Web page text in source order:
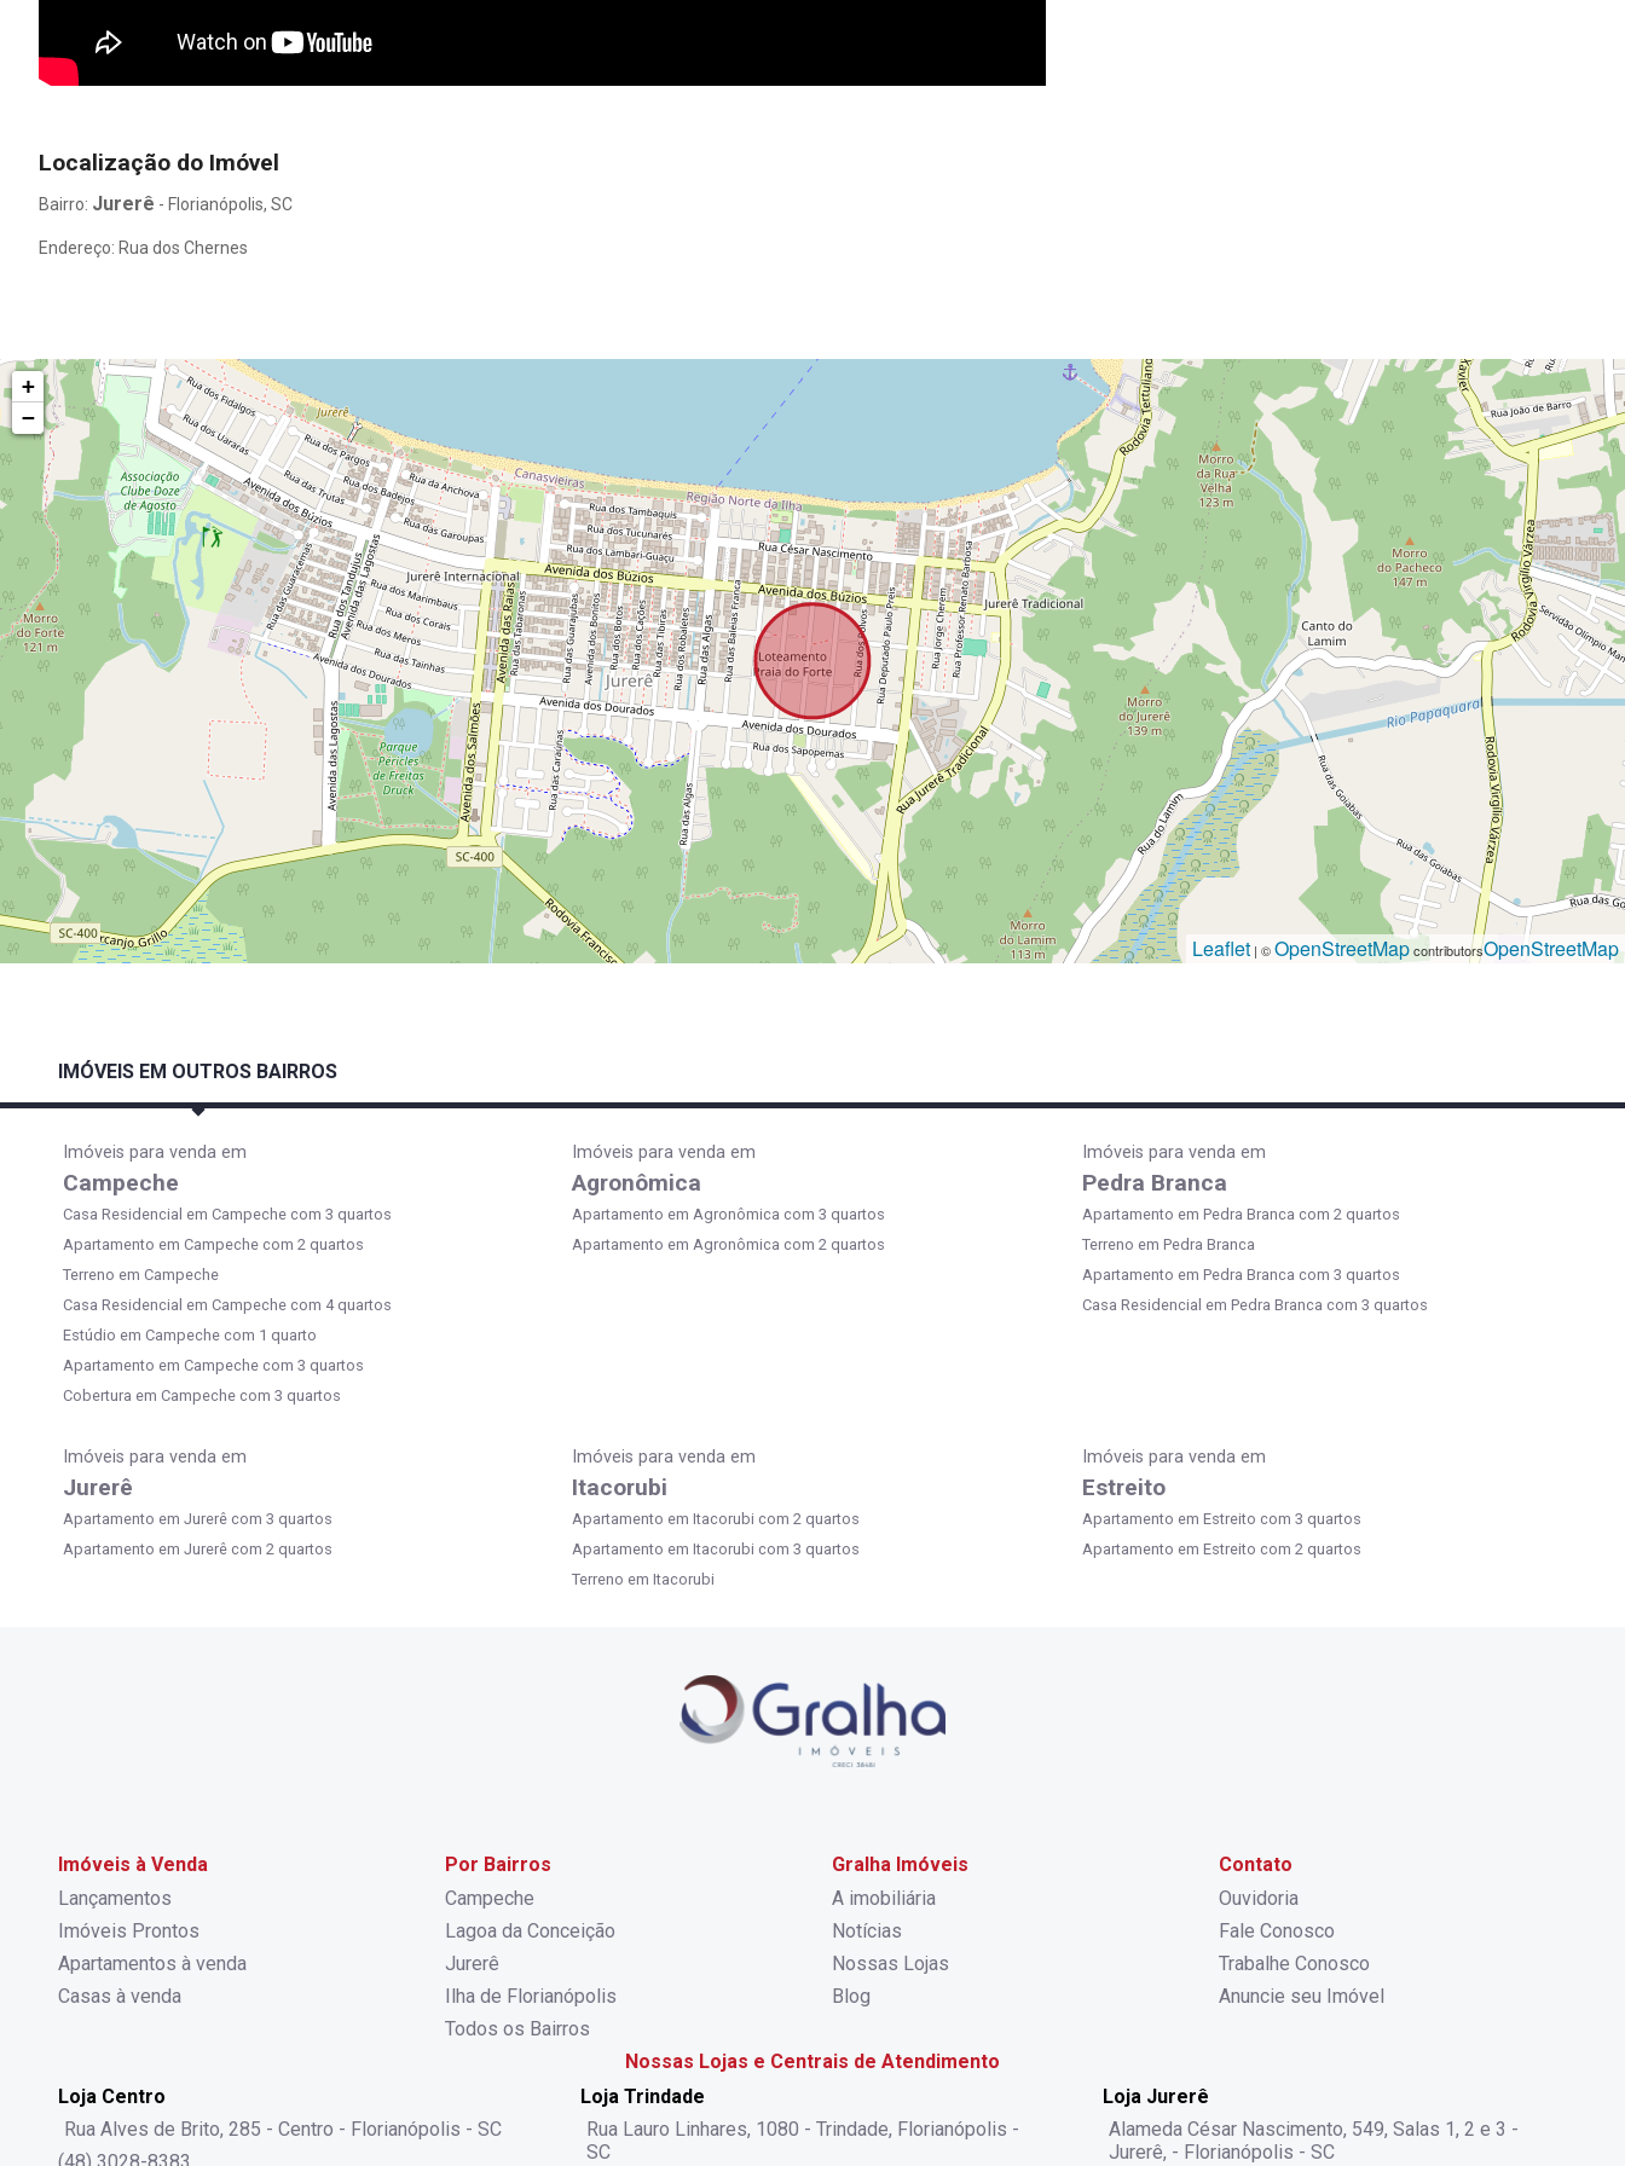
Localização do Imóvel
Bairro: Jurerê - Florianópolis, SC
Endereço: Rua dos Chernes
+
−
Leaflet | ©OpenStreetMapcontributorsOpenStreetMap
IMÓVEIS EM OUTROS BAIRROS
Imóveis para venda em
Campeche
Casa Residencial em Campeche com 3 quartos
Apartamento em Campeche com 2 quartos
Terreno em Campeche
Casa Residencial em Campeche com 4 quartos
Estúdio em Campeche com 1 quarto
Apartamento em Campeche com 3 quartos
Cobertura em Campeche com 3 quartos
Imóveis para venda em
Agronômica
Apartamento em Agronômica com 3 quartos
Apartamento em Agronômica com 2 quartos
Imóveis para venda em
Pedra Branca
Apartamento em Pedra Branca com 2 quartos
Terreno em Pedra Branca
Apartamento em Pedra Branca com 3 quartos
Casa Residencial em Pedra Branca com 3 quartos
Imóveis para venda em
Jurerê
Apartamento em Jurerê com 3 quartos
Apartamento em Jurerê com 2 quartos
Imóveis para venda em
Itacorubi
Apartamento em Itacorubi com 2 quartos
Apartamento em Itacorubi com 3 quartos
Terreno em Itacorubi
Imóveis para venda em
Estreito
Apartamento em Estreito com 3 quartos
Apartamento em Estreito com 2 quartos
Imóveis à Venda
Lançamentos
Imóveis Prontos
Apartamentos à venda
Casas à venda
Por Bairros
Campeche
Lagoa da Conceição
Jurerê
Ilha de Florianópolis
Todos os Bairros
Gralha Imóveis
A imobiliária
Notícias
Nossas Lojas
Blog
Contato
Ouvidoria
Fale Conosco
Trabalhe Conosco
Anuncie seu Imóvel
Nossas Lojas e Centrais de Atendimento
Loja Centro
Rua Alves de Brito, 285 - Centro - Florianópolis - SC
Loja Trindade
Rua Lauro Linhares, 1080 - Trindade, Florianópolis -
SC
Loja Jurerê
Alameda César Nascimento, 549, Salas 1, 2 e 3 -
Jurerê, - Florianópolis - SC